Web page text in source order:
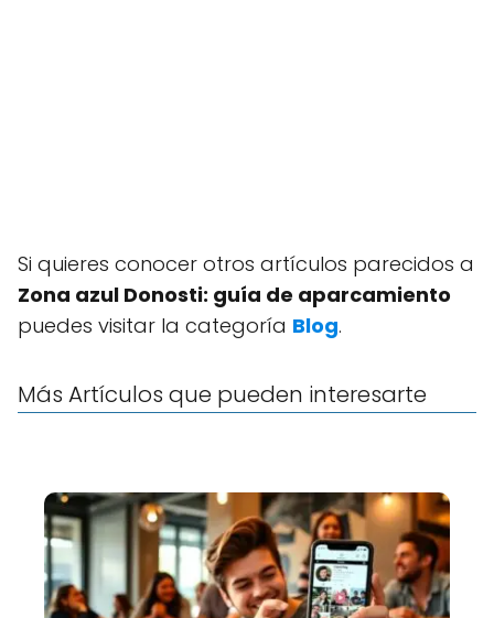
Si quieres conocer otros artículos parecidos a
Zona azul Donosti: guía de aparcamiento
puedes visitar la categoría Blog.
Más Artículos que pueden interesarte